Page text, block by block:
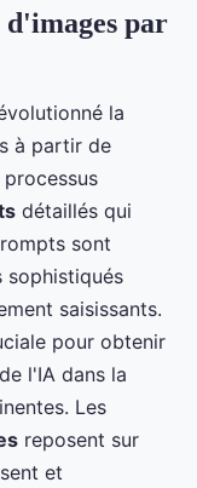
d'images par
la
à partir de
détaillés qui
sont
sophistiqués
saisissants.
pour obtenir
l'IA dans la
Les
reposent sur
et